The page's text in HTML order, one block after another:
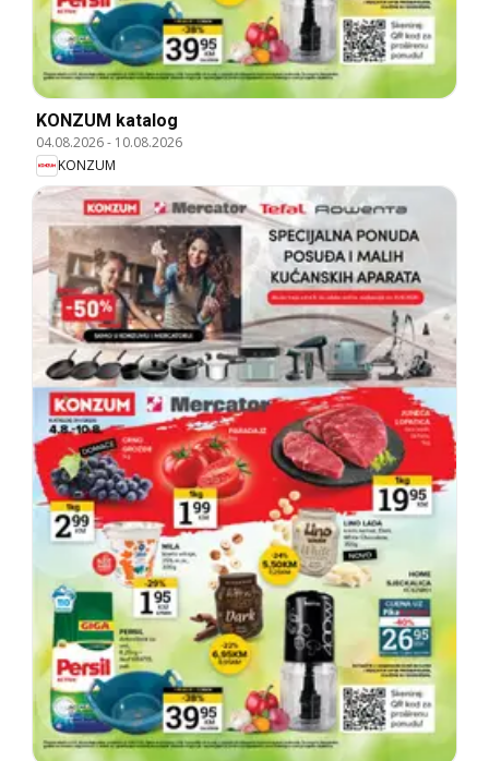
KONZUM katalog
04.08.2026- 10.08.2026
KONZUM